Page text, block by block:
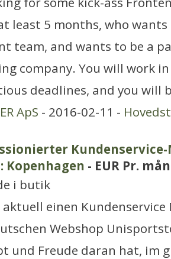
least 5 months, who
team, and wants to be a
company. You will work
deadlines, and you will
ApS - 2016-02-11 -
- EUR Pr.
i butik
aktuell einen
Webshop
und Freude daran hat, im